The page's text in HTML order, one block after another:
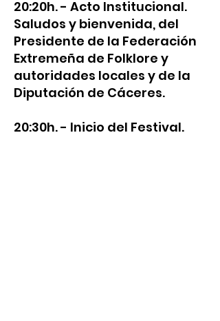
20:20h. - Acto Institucional.
Saludos y bienvenida, del
Presidente de la Federación
Extremeña de Folklore y
autoridades locales y de la
Diputación de Cáceres.
20:30h. - Inicio del Festival.